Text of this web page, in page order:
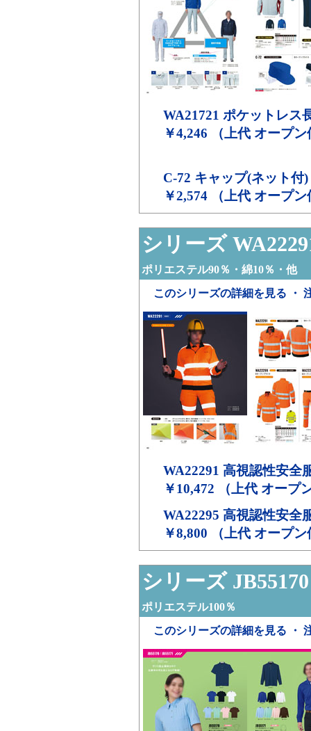
WA21721 ポケットレス
￥4,246 （上代 オープ
C-72 キャップ(ネット付)
￥2,574 （上代 オープ
シリーズ
ポリエステル90％・綿10％・他
このシリーズの詳細を見る ・
WA22291 高視認性安全
￥10,472 （上代 オープ
WA22295 高視認性安全
￥8,800 （上代 オープ
シリーズ JB55170
ポリエステル100％
このシリーズの詳細を見る ・